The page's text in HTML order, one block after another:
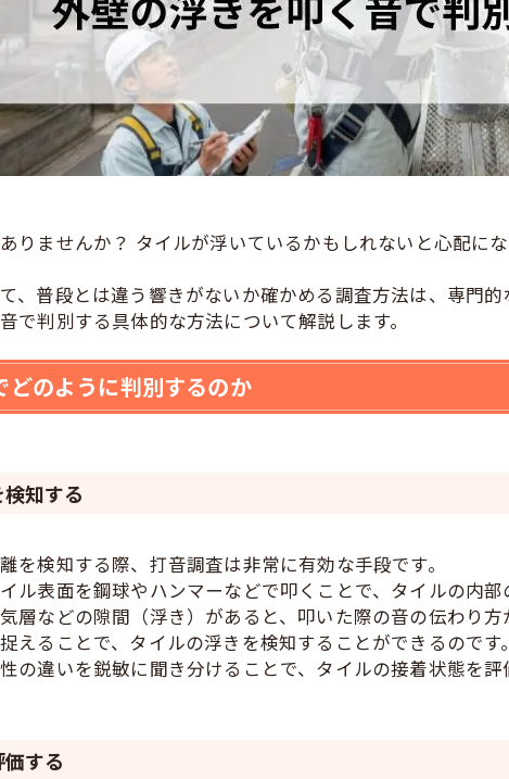
りませんか？ タイルが浮いているかもしれないと心配に
、普段とは違う響きがないか確かめる調査方法は、専門
で判別する具体的な方法について解説します。
どのように判別するのか
知する
を検知する際、打音調査は非常に有効な手段です。
ル表面を鋼球やハンマーなどで叩くことで、タイルの内部
層などの隙間（浮き）があると、叩いた際の音の伝わり方
えることで、タイルの浮きを検知することができるのです。
の違いを鋭敏に聞き分けることで、タイルの接着状態を評
する